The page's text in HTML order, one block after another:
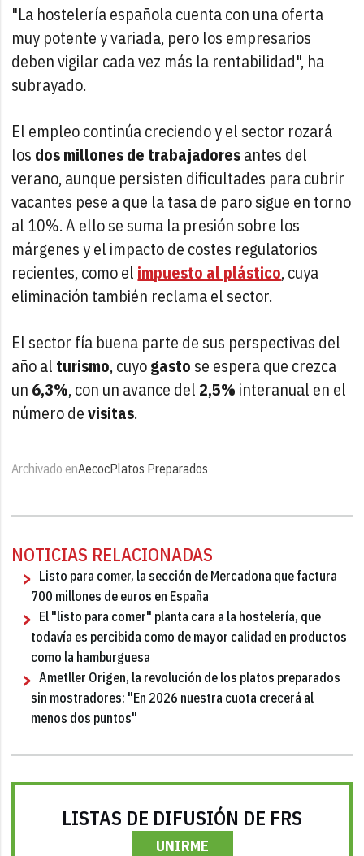
"La hostelería española cuenta con una oferta
muy potente y variada, pero los empresarios
deben vigilar cada vez más la rentabilidad", ha
subrayado.
El empleo continúa creciendo y el sector rozará
los dos millones de trabajadoresantes del
verano, aunque persisten dificultades para cubrir
vacantes pese a que la tasa de paro sigue en torno
al 10%. A ello se suma la presión sobre los
márgenes y el impacto de costes regulatorios
recientes, como el impuesto al plástico, cuya
eliminación también reclama el sector.
El sector fía buena parte de sus perspectivas del
año al turismo, cuyogasto se espera que crezca
un 6,3%, con un avance del2,5% interanual en el
número devisitas.
Archivado enAecocPlatos Preparados
NOTICIAS RELACIONADAS
Listo para comer, la sección de Mercadona que factura
700 millones de euros en España
El "listo para comer" planta cara a la hostelería, que
todavía es percibida como de mayor calidad en productos
como la hamburguesa
Ametller Origen, la revolución de los platos preparados
sin mostradores: "En 2026 nuestra cuota crecerá al
menos dos puntos"
LISTAS DE DIFUSIÓN DE FRS
UNIRME